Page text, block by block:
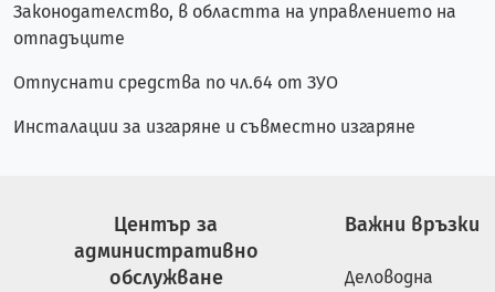
Законодателство, в областта на управлението на
отпадъците
Отпуснати средства по чл.64 от ЗУО
Инсталации за изгаряне и съвместно изгаряне
Център за
административно
обслужване
Важни връзки
Деловодна